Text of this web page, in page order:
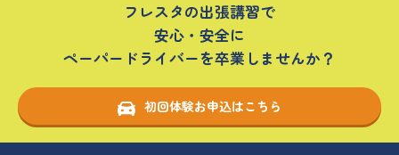
フレスタの出張講習で
安心・安全に
ペーパードライバーを卒業しませんか？
初回体験お申込はこちら